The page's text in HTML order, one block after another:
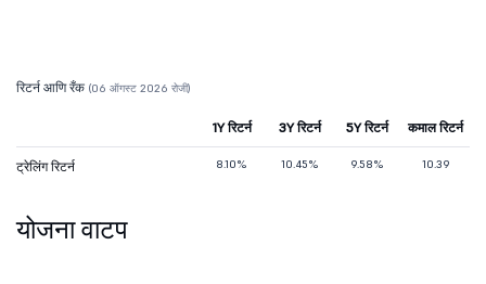
रिटर्न आणि रँक (06 ऑगस्ट 2026 रोजी)
1Y रिटर्न 3Y रिटर्न 5Y रिटर्न कमाल रिटर्न
ट्रेलिंग रिटर्न 8.10% 10.45% 9.58% 10.39
योजना वाटप